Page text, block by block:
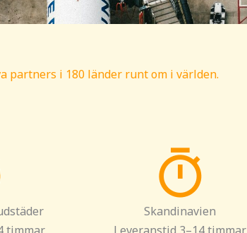
partners i 180 länder runt om i världen.
Skandinavien